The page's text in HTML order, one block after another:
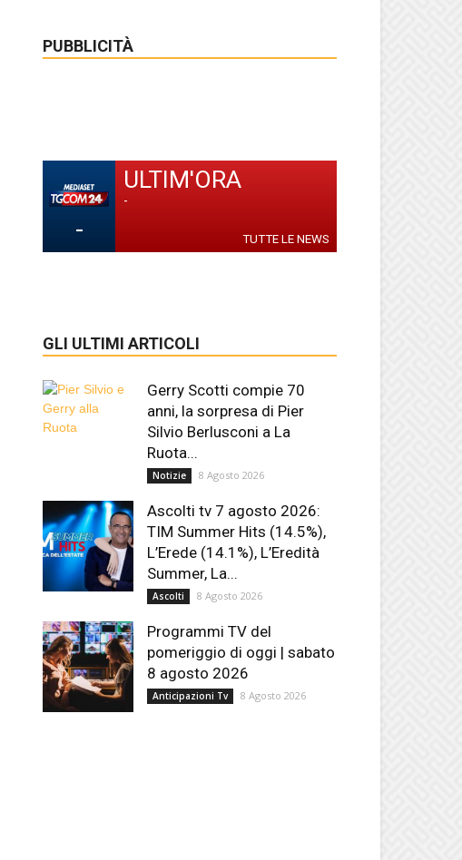
PUBBLICITÀ
-
ULTIM'ORA
-
TUTTE LE NEWS
GLI ULTIMI ARTICOLI
Gerry Scotti compie 70
anni, la sorpresa di Pier
Silvio Berlusconi a La
Ruota...
Notizie 8 Agosto 2026
Ascolti tv 7 agosto 2026:
TIM Summer Hits (14.5%),
L’Erede (14.1%), L’Eredità
Summer, La...
Ascolti 8 Agosto 2026
Programmi TV del
pomeriggio di oggi | sabato
8 agosto 2026
Anticipazioni Tv 8 Agosto 2026